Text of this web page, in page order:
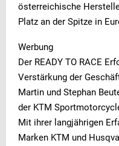
österreichische
Platz an der Spitze in
Werbung
Der READY TO RACE
Verstärkung der
Martin und Stephan
der KTM
Mit ihrer langjährigen
Marken KTM und